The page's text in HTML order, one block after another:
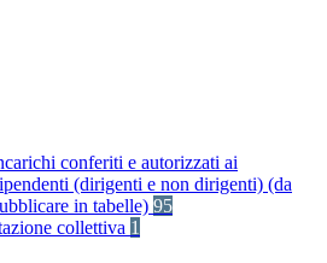
conferiti e autorizzati ai
(dirigenti e non dirigenti) (da
in tabelle) 95
collettiva 1